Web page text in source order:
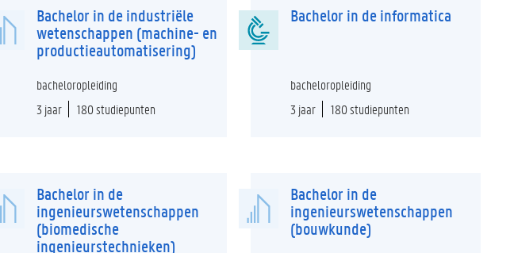
Bachelor in de industriële
wetenschappen (machine- en
productieautomatisering)
bacheloropleiding
3 jaar
180 studiepunten
Bachelor in de informatica
bacheloropleiding
3 jaar
180 studiepunten
Bachelor in de
ingenieurswetenschappen
(biomedische
ingenieurstechnieken)
Bachelor in de
ingenieurswetenschappen
(bouwkunde)